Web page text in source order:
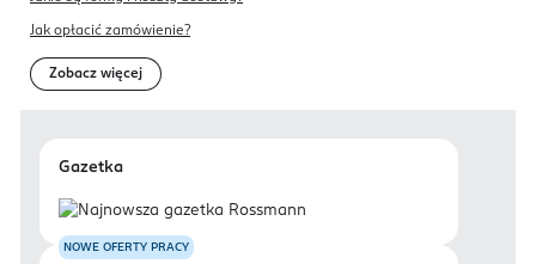
Jak opłacić zamówienie?
Zobacz więcej
Gazetka
NOWE OFERTY PRACY